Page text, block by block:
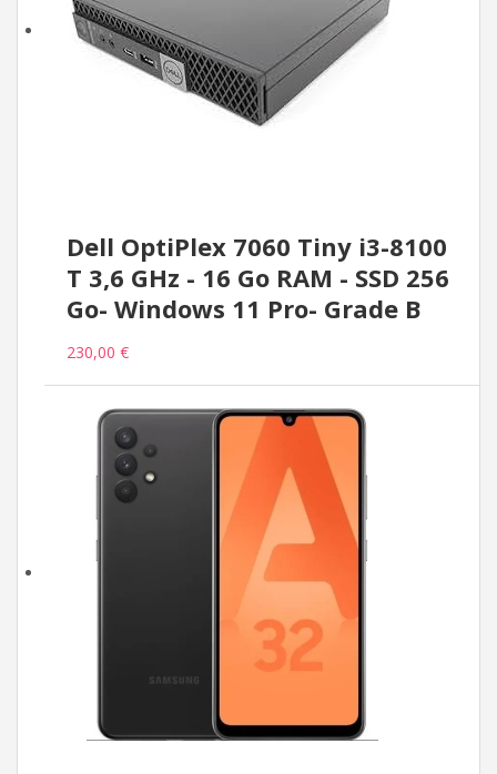
Dell OptiPlex 7060 Tiny i3-8100
T 3,6 GHz - 16 Go RAM - SSD 256
Go- Windows 11 Pro- Grade B
230,00 €